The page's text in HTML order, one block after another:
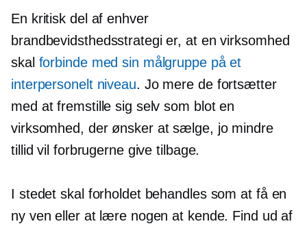
En kritisk del af enhver
brandbevidsthedsstrategi er, at en virksomhed
skal forbinde med sin målgruppe på et
interpersonelt niveau. Jo mere de fortsætter
med at fremstille sig selv som blot en
virksomhed, der ønsker at sælge, jo mindre
tillid vil forbrugerne give tilbage.
I stedet skal forholdet behandles som at få en
ny ven eller at lære nogen at kende. Find ud af